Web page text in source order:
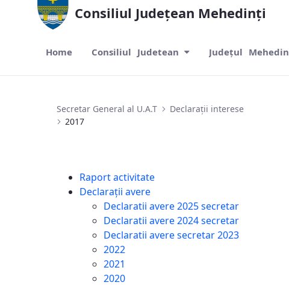
Consiliul Județean Mehedinți
Home Consiliul Judetean Județul
Secretar General al U.A.T
Declarații interese
2017
Raport activitate
Declarații avere
Declaratii avere 2025 secretar
Declaratii avere 2024 secretar
Declaratii avere secretar 2023
2022
2021
2020